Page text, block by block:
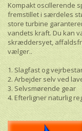
Kompakt oscillerende
fremstillet i særdeles
store turbine
vandets kraft. Du kan
skræddersyet,
vælger..
1. Slagfast og
2. Arbejder selv ved
3. Selvsmørende gear
4. Efterligner naturlig